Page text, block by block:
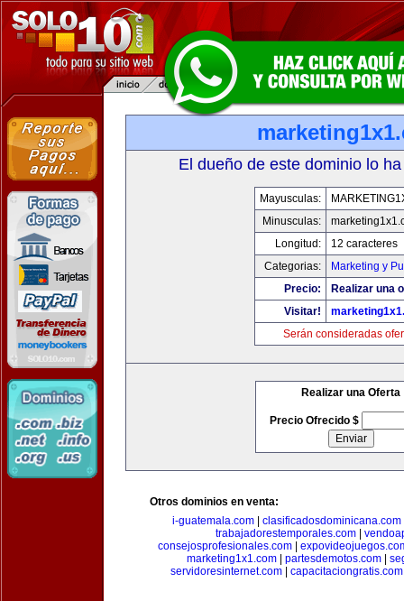
El dueño de este dominio lo
Mayusculas:
Minusculas:
Longitud:
12 caracteres
Categorias:
Marketing y
Precio:
Realizar una
Visitar!
Serán consideradas
Realizar una Oferta
Precio Ofrecido $
Otros dominios en venta:
i-guatemala.com
clasificadosdominicana.com
trabajadorestemporales.com
consejosprofesionales.com|
marketing1x1.com| partesdemotos.com|
servidoresinternet.com| capacitaciongratis.com